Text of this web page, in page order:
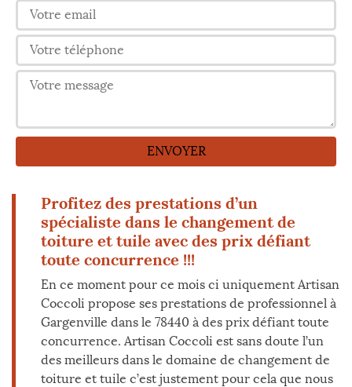
Profitez des prestations d’un
spécialiste dans le changement de
toiture et tuile avec des prix défiant
toute concurrence !!!
En ce moment pour ce mois ci uniquement Artisan
Coccoli propose ses prestations de professionnel à
Gargenville dans le 78440 à des prix défiant toute
concurrence. Artisan Coccoli est sans doute l’un
des meilleurs dans le domaine de changement de
toiture et tuile c’est justement pour cela que nous